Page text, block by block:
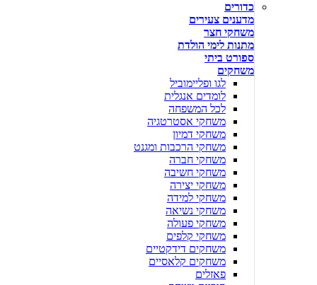
כדורים
מדענים צעירים
משחקי חצר
מתנות לימי הולדת
ספורט ביתי
משחקים
לגו ופליימוביל
לומדים אנגלית
לכל המשפחה
משחקי אסטרטגיה
משחקי דמיון
משחקי הרכבות ומגנט
משחקי חברה
משחקי חשיבה
משחקי יצירה
משחקי למידה
משחקי נשיאה
משחקי פעולה
משחקי קלפים
משחקים דידקטיים
משחקים קלאסיים
פאזלים